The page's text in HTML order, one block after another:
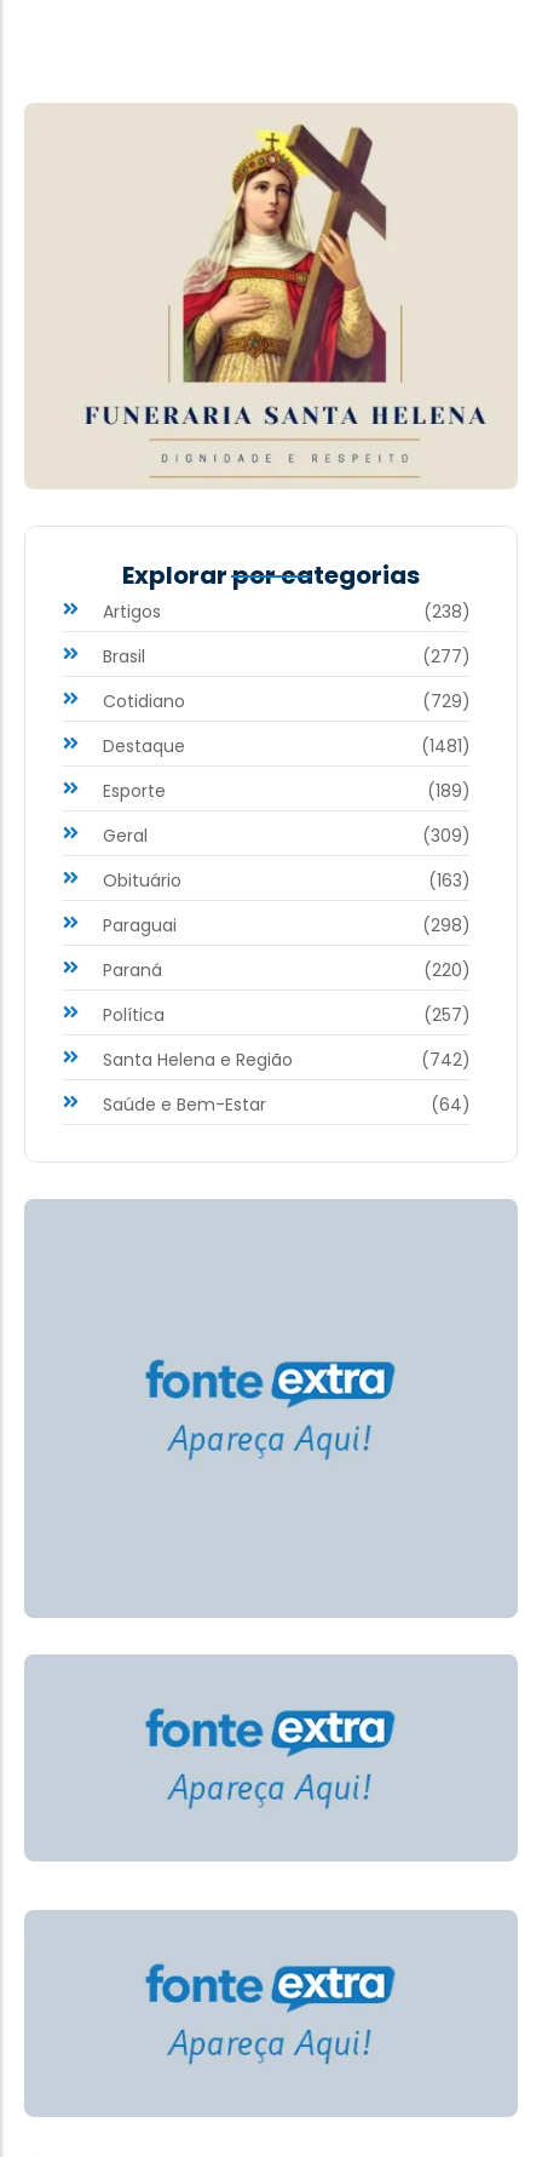
Explorar por categorias
Artigos
(238)
Brasil
(277)
Cotidiano
(729)
Destaque
(1481)
Esporte
(189)
Geral
(309)
Obituário
(163)
Paraguai
(298)
Paraná
(220)
Política
(257)
Santa Helena e Região
(742)
Saúde e Bem-Estar
(64)